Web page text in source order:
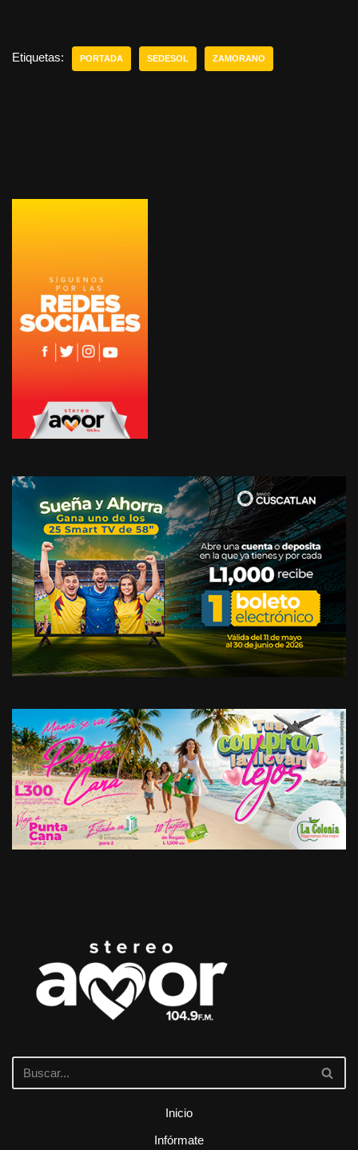
Etiquetas: PORTADA SEDESOL ZAMORANO
Inicio
Infórmate